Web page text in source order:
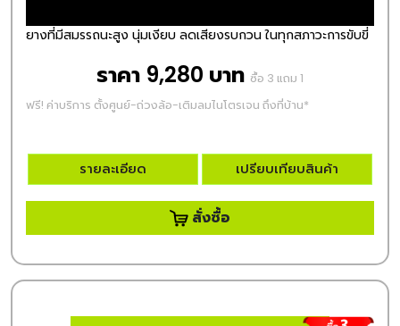
ยางที่มีสมรรถนะสูง นุ่มเงียบ ลดเสียงรบกวน ในทุกสภาวะการขับขี่
ราคา 9,280 บาท ซื้อ 3 แถม 1
ฟรี! ค่าบริการ ตั้งศูนย์-ถ่วงล้อ-เติมลมไนโตรเจน ถึงที่บ้าน*
รายละเอียด เปรียบเทียบสินค้า
สั่งซื้อ